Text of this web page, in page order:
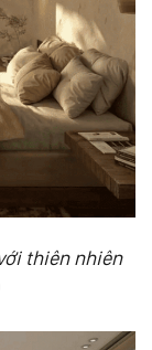
thiên nhiên